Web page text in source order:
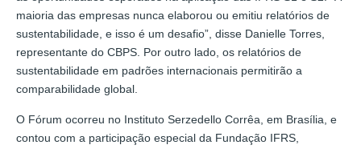
maioria das empresas nunca elaborou ou emitiu relatórios de
sustentabilidade, e isso é um desafio”, disse Danielle Torres,
representante do CBPS. Por outro lado, os relatórios de
sustentabilidade em padrões internacionais permitirão a
comparabilidade global.
O Fórum ocorreu no Instituto Serzedello Corrêa, em Brasília, e
contou com a participação especial da Fundação IFRS,